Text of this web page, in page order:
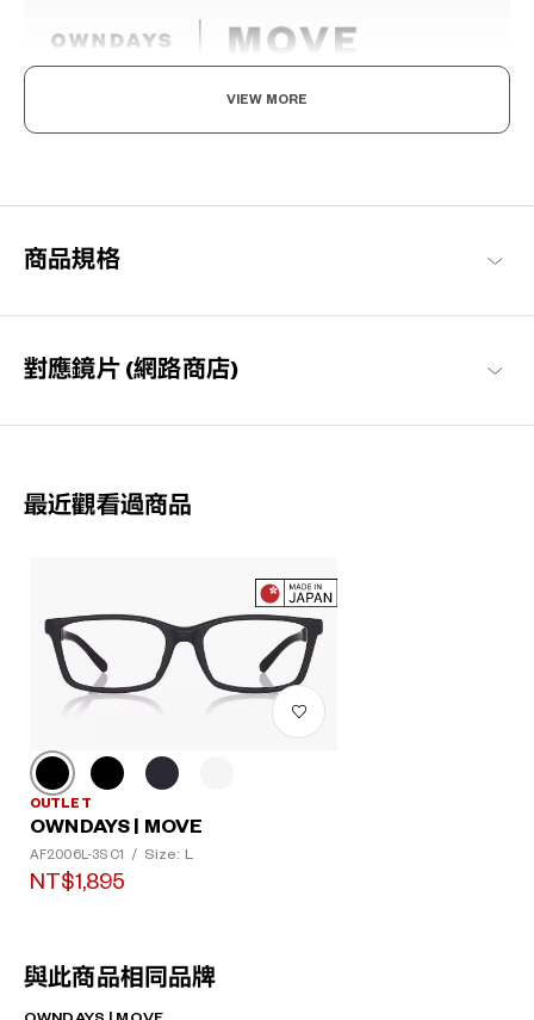
動得自在，戴得舒適。
VIEW MORE
商品規格
對應鏡片 (網路商店)
最近觀看過商品
OUTLET
OWNDAYS | MOVE
AF2006L-3S C1 / Size: L
NT$1,895
與此商品相同品牌